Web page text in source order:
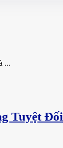
...
Tuyệt Đối